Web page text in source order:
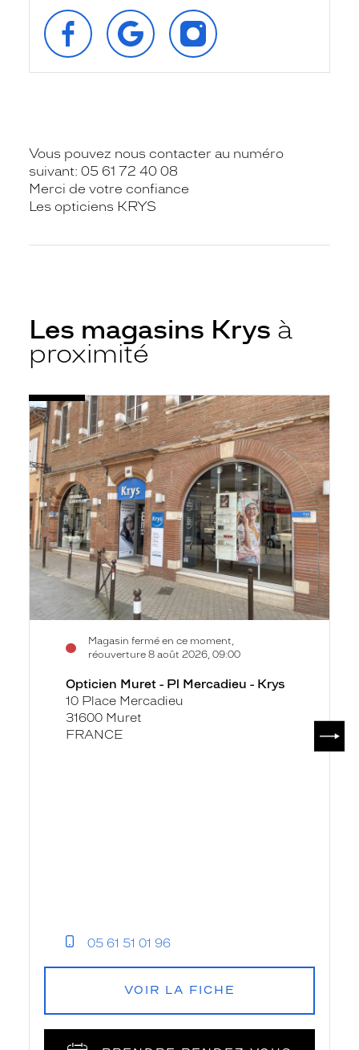
SUIVEZ‑NOUS
SUR
FACEBOOK
RETROUVEZ‑NOUS
SUR
GOOGLE
SUIVEZ‑NOUS
SUR
INSTAGRAM
Vous pouvez nous contacter au numéro
suivant: 05 61 72 40 08
Merci de votre confiance
Les opticiens KRYS
Les magasins Krys à
proximité
Opticien
Muret
-
Pl
Mercadieu
-
Krys
Magasin fermé en ce moment,
réouverture 8 août 2026, 09:00
Voir
la
fiche
Opticien Muret - Pl Mercadieu - Krys
10 Place Mercadieu
31600 Muret
FRANCE
05 61 51 01 96
VOIR LA FICHE